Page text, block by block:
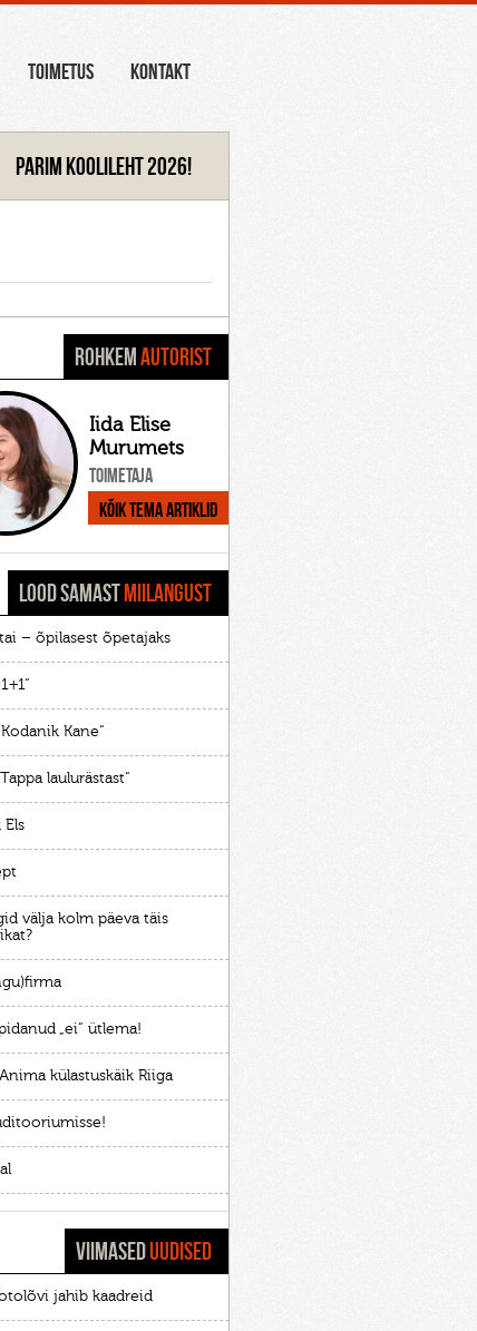
TOIMETUS KONTAKT
Parim koolileht 2026!
ROHKEMAUTORIST
Iida Elise
Murumets
Toimetaja
Kõik tema artiklid
LOOD SAMASTMIILANGUST
– õpilasest õpetajaks
Kane“
laulurästast“
välja kolm päeva täis
„ei“ ütlema!
külastuskäik Riiga
VIIMASEDUUDISED
jahib kaadreid